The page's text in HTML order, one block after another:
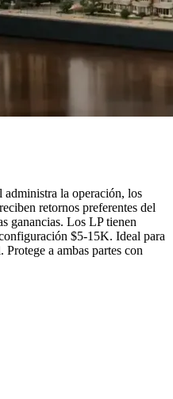
la operación, los
retornos preferentes del
ganancias. Los LP tienen
$5-15K. Ideal para
a ambas partes con